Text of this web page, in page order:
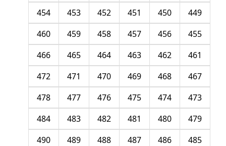
449
450
451
452
453
454
455
456
457
458
459
460
461
462
463
464
465
466
467
468
469
470
471
472
473
474
475
476
477
478
479
480
481
482
483
484
485
486
487
488
489
490